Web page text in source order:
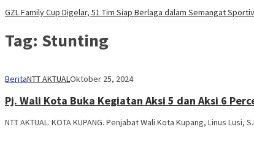
GZL Family Cup Digelar, 51 Tim Siap Berlaga dalam Semangat
Tag: Stunting
BeritaNTT AKTUALOktober 25, 2024
Pj. Wali Kota Buka Kegiatan Aksi 5 dan Aksi 6
NTT AKTUAL. KOTA KUPANG. Penjabat Wali Kota Kupang, Linus